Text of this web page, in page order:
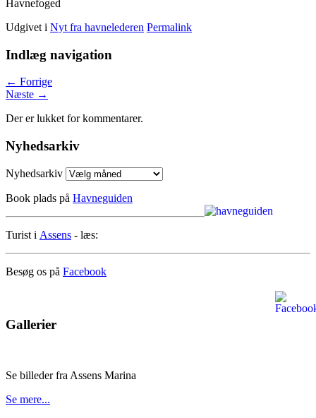
Havnefoged
Udgivet i Nyt fra havnelederen Permalink
Indlæg navigation
← Forrige
Næste →
Der er lukket for kommentarer.
Nyhedsarkiv
Nyhedsarkiv
Book plads på Havneguiden
Turist i Assens - læs:
Besøg os på Facebook
Gallerier
Se billeder fra Assens Marina
Se mere...